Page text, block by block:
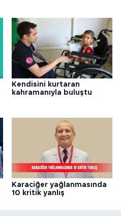
Kendisini kurtaran
kahramanıyla buluştu
Karaciğer yağlanmasında
10 kritik yanlış